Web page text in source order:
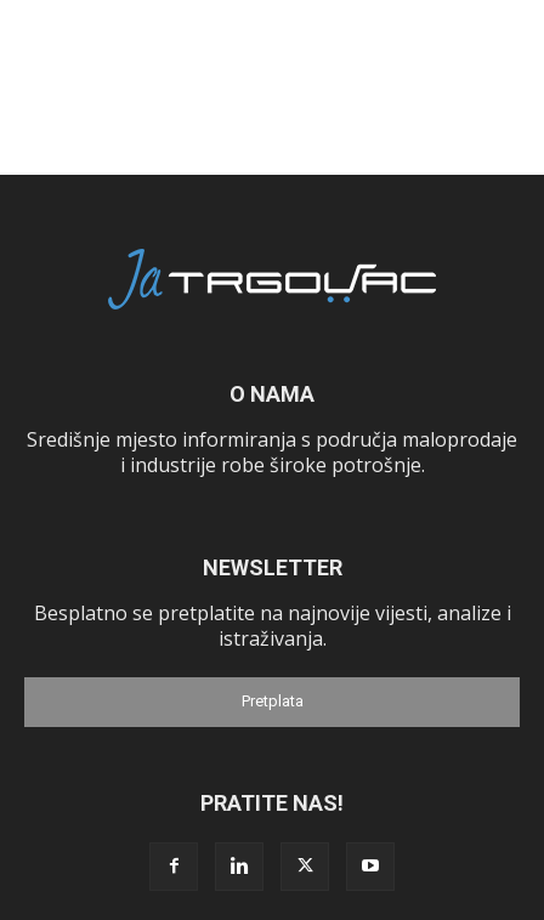
O NAMA
Središnje mjesto informiranja s područja maloprodaje
i industrije robe široke potrošnje.
NEWSLETTER
Besplatno se pretplatite na najnovije vijesti, analize i
istraživanja.
Pretplata
PRATITE NAS!